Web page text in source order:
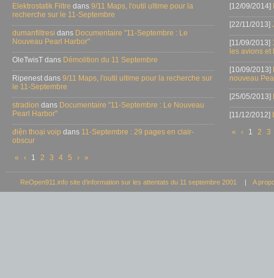
Elektrostatik Filtre dans 9/11 Maps, l'outil ultime pour la
recherche sur le 11-Septembre
dumanfiltresi dans Documentaire "11-Septembre : Le
Nouveau Pearl Harbor"
OleTwisT dans Démolition du 11 Septembre
Ripenest dans 9/11 Maps, l'outil ultime pour la recherche sur
le 11-Septembre
stradion dans Documentaire "11-Septembre : Le Nouveau
Pearl Harbor"
điện thoại voip dans 11-Septembre : 29 pages en clair-
obscur
«
‹ 1 2 3 4 5 › »
[12/09/2014]
[22/11/2013]
[11/09/2013]
les avions
[10/09/2013]
nouveau
[25/05/2013]
[11/12/2012]
«
‹ 1 2 3
ReOpen911.info site d’information sur les attentats du 11 septembre 2001 | A